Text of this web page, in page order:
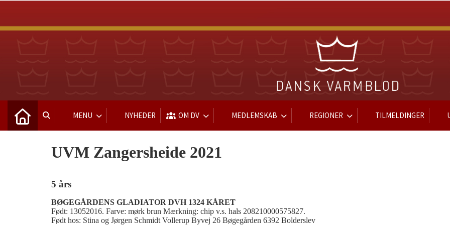
MENU NYHEDER OM DV MEDLEMSKAB REGIONER TILMELDINGER
UVM Zangersheide 2021
5 års
BØGEGÅRDENS GLADIATOR DVH 1324 KÅRET
Født: 13052016. Farve: mørk brun Mærkning: chip v.s. hals 208210000575827.
Født hos: Stina og Jørgen Schmidt Vollerup Byvej 26 Bøgegården 6392 Bolderslev